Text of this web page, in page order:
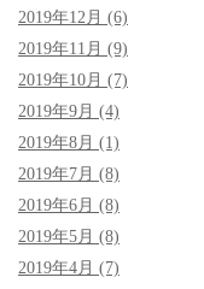
2019年12月 (6)
2019年11月 (9)
2019年10月 (7)
2019年9月 (4)
2019年8月 (1)
2019年7月 (8)
2019年6月 (8)
2019年5月 (8)
2019年4月 (7)